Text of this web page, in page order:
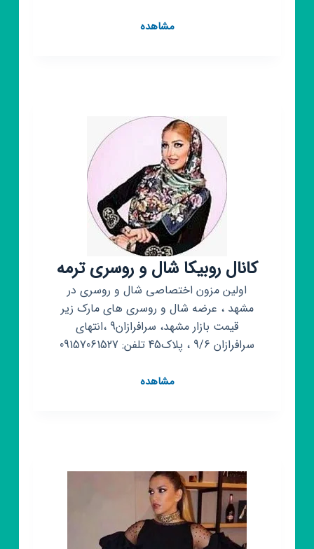
مشاهدهکانال
کانال روبیکا شال و روسری ترمه
اولین مزون اختصاصی شال و روسری در
مشهد ، عرضه شال و روسری های مارک زیر
قیمت بازار مشهد، سرافرازان9 ،انتهای
سرافرازان 9/6 ، پلاک45 تلفن: 09157061527
مشاهدهکانال